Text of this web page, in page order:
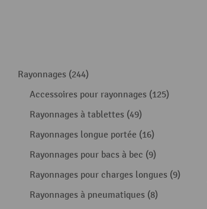
Rayonnages (244)
Accessoires pour rayonnages (125)
Rayonnages à tablettes (49)
Rayonnages longue portée (16)
Rayonnages pour bacs à bec (9)
Rayonnages pour charges longues (9)
Rayonnages à pneumatiques (8)